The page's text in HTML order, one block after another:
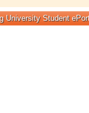
University Student